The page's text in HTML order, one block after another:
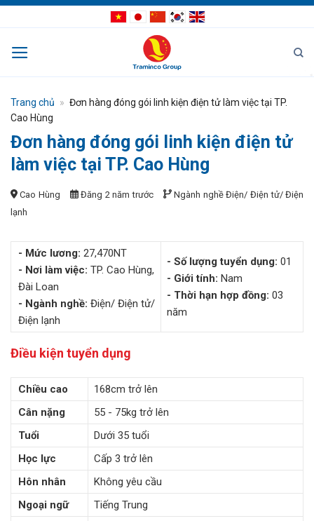
Bỏ
qua
dung
Trang chủ » Đơn hàng đóng gói linh kiện điện tử làm việc tại TP.
Cao Hùng
Đơn hàng đóng gói linh kiện điện tử
làm việc tại TP. Cao Hùng
Cao Hùng Đăng 2 năm trước Ngành nghềĐiện/ Điện tử/ Điện
lạnh
- Mức lương: 27,470NT
- Nơi làm việc: TP. Cao Hùng,
Đài Loan
- Ngành nghề: Điện/ Điện tử/
Điện lạnh
- Số lượng tuyển dụng: 01
- Giới tính: Nam
- Thời hạn hợp đồng: 03
năm
Điều kiện tuyển dụng
Chiều cao
168cm trở lên
Cân nặng
55 - 75kg trở lên
Tuổi
Dưới 35 tuổi
Học lực
Cấp 3 trở lên
Hôn nhân
Không yêu cầu
Ngoại ngữ
Tiếng Trung